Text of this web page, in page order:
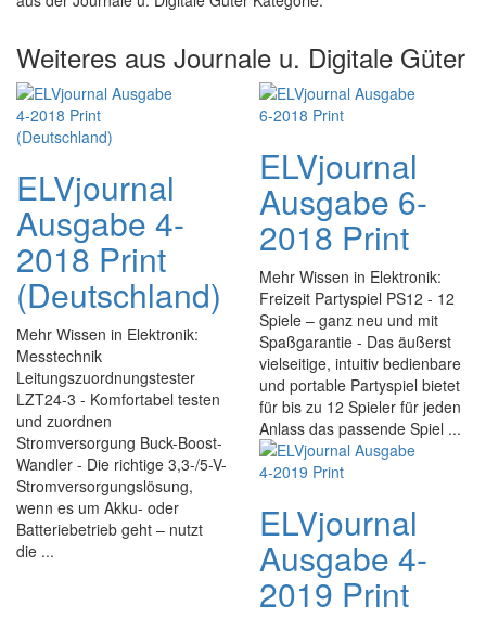
Weiteres aus Journale u. Digitale Güter
ELVjournal
Ausgabe 4-
2018 Print
(Deutschland)
Mehr Wissen in Elektronik:
Messtechnik
Leitungszuordnungstester
LZT24-3 - Komfortabel testen
und zuordnen
Stromversorgung Buck-Boost-
Wandler - Die richtige 3,3-/5-V-
Stromversorgungslösung,
wenn es um Akku- oder
Batteriebetrieb geht – nutzt
die ...
ELVjournal
Ausgabe 6-
2018 Print
Mehr Wissen in Elektronik:
Freizeit Partyspiel PS12 - 12
Spiele – ganz neu und mit
Spaßgarantie - Das äußerst
vielseitige, intuitiv bedienbare
und portable Partyspiel bietet
für bis zu 12 Spieler für jeden
Anlass das passende Spiel ...
ELVjournal
Ausgabe 4-
2019 Print